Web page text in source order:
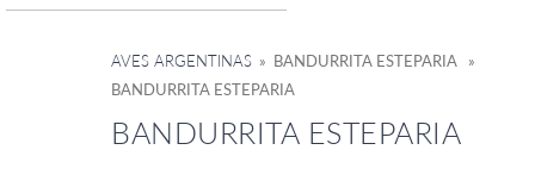
AVES ARGENTINAS » BANDURRITA ESTEPARIA »
BANDURRITA ESTEPARIA
BANDURRITA ESTEPARIA